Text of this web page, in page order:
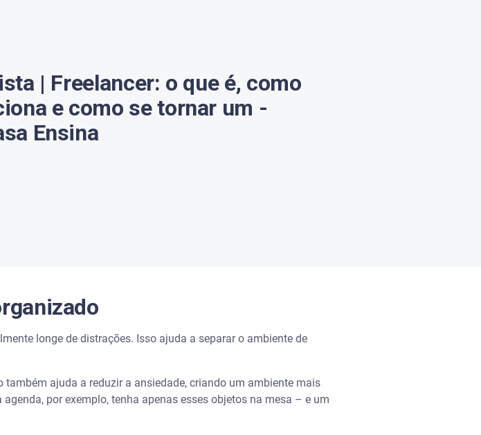
| Freelancer: o que é, como
e como se tornar um -
Ensina
longe de distrações. Isso ajuda a separar o ambiente de
ajuda a reduzir a ansiedade, criando um ambiente mais
por exemplo, tenha apenas esses objetos na mesa – e um